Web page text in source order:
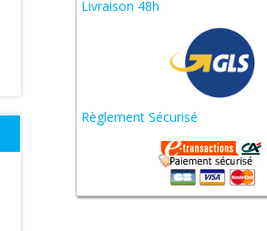
Livraison 48h
Règlement Sécurisé